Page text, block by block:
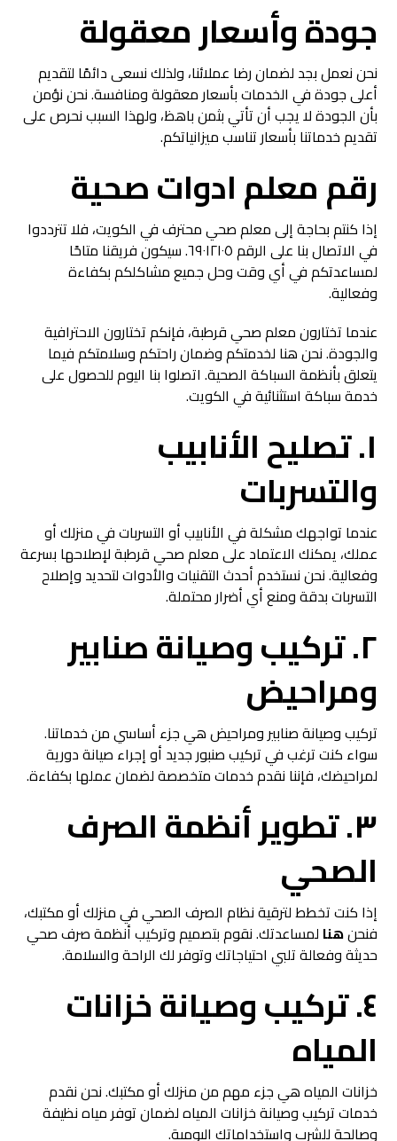
جودة وأسعار معقولة
نحن نعمل بجد لضمان رضا عملائنا، ولذلك نسعى دائمًا لتقديم
أعلى جودة في الخدمات بأسعار معقولة ومنافسة. نحن نؤمن
بأن الجودة لا يجب أن تأتي بثمن باهظ، ولهذا السبب نحرص على
تقديم خدماتنا بأسعار تناسب ميزانياتكم.
رقم معلم ادوات صحية
إذا كنتم بحاجة إلى معلم صحي محترف في الكويت، فلا تترددوا
في الاتصال بنا على الرقم ٦٩٠١٢١٠٥. سيكون فريقنا متاحًا
لمساعدتكم في أي وقت وحل جميع مشاكلكم بكفاءة
وفعالية.
عندما تختارون معلم صحي قرطبة، فإنكم تختارون الاحترافية
والجودة. نحن هنا لخدمتكم وضمان راحتكم وسلامتكم فيما
يتعلق بأنظمة السباكة الصحية. اتصلوا بنا اليوم للحصول على
خدمة سباكة استثنائية في الكويت.
١. تصليح الأنابيب
والتسربات
عندما تواجهك مشكلة في الأنابيب أو التسربات في منزلك أو
عملك، يمكنك الاعتماد على معلم صحي قرطبة لإصلاحها بسرعة
وفعالية. نحن نستخدم أحدث التقنيات والأدوات لتحديد وإصلاح
التسربات بدقة ومنع أي أضرار محتملة.
٢. تركيب وصيانة صنابير
ومراحيض
تركيب وصيانة صنابير ومراحيض هي جزء أساسي من خدماتنا.
سواء كنت ترغب في تركيب صنبور جديد أو إجراء صيانة دورية
لمراحيضك، فإننا نقدم خدمات متخصصة لضمان عملها بكفاءة.
٣. تطوير أنظمة الصرف
الصحي
إذا كنت تخطط لترقية نظام الصرف الصحي في منزلك أو مكتبك،
فنحنهنا لمساعدتك. نقوم بتصميم وتركيب أنظمة صرف صحي
حديثة وفعالة تلبي احتياجاتك وتوفر لك الراحة والسلامة.
٤. تركيب وصيانة خزانات
المياه
خزانات المياه هي جزء مهم من منزلك أو مكتبك. نحن نقدم
خدمات تركيب وصيانة خزانات المياه لضمان توفر مياه نظيفة
وصالحة للشرب واستخداماتك اليومية.